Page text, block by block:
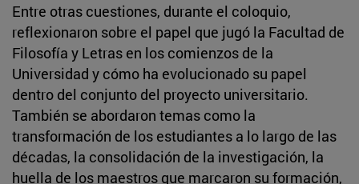
Entre otras cuestiones, durante el coloquio,
reflexionaron sobre el papel que jugó la Facultad de
Filosofía y Letras en los comienzos de la
Universidad y cómo ha evolucionado su papel
dentro del conjunto del proyecto universitario.
También se abordaron temas como la
transformación de los estudiantes a lo largo de las
décadas, la consolidación de la investigación, la
huella de los maestros que marcaron su formación,